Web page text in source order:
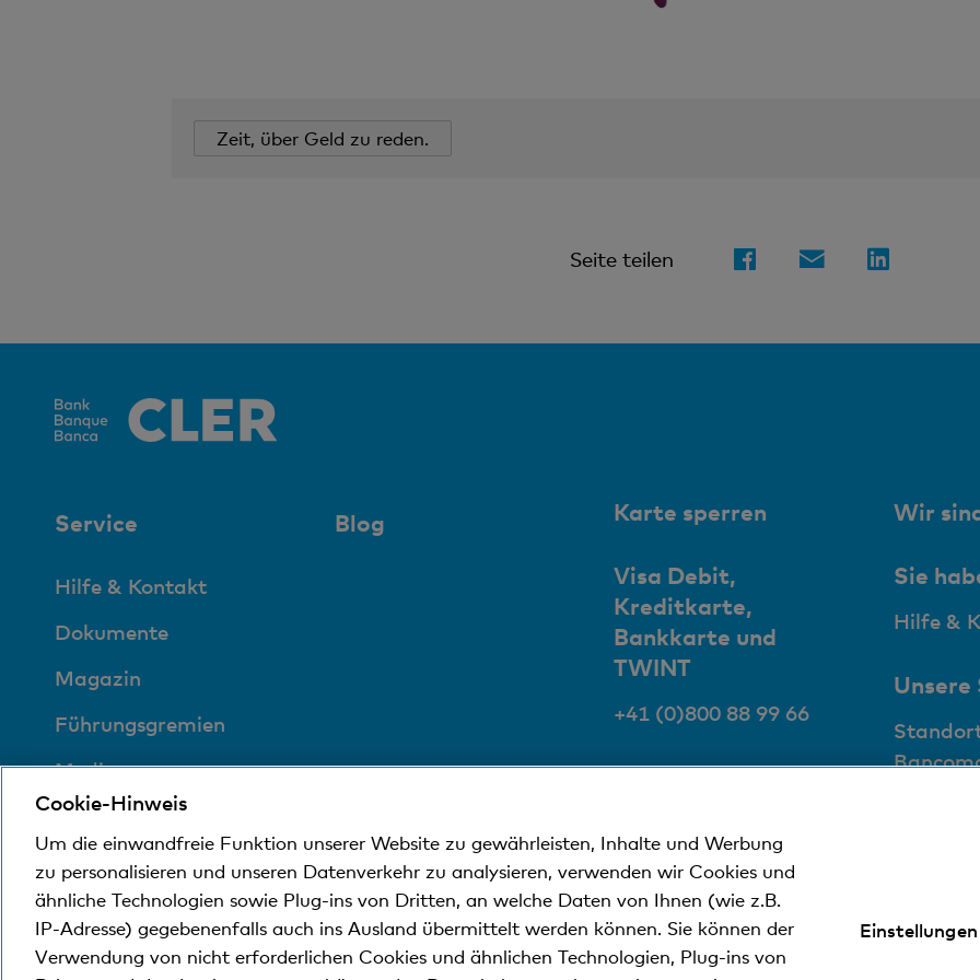
Zeit, über Geld zu reden.
Seite teilen
Service
Hilfe & Kontakt
Dokumente
Magazin
Führungsgremien
Medien
Sozial und
umweltfreundlich
Blog Karte sperren
Visa Debit,
Kreditkarte,
Bankkarte und
TWINT
+41 (0)800 88 99 66
Wir
Sie
Hilfe &
© Bank Cler AGRechtliche Bedingungen und HinweiseDatenschutzerklärungImpressum
Cookie-Hinweis
Um die einwandfreie Funktion unserer Website zu gewährleisten, Inhalte und Werbung
zu personalisieren und unseren Datenverkehr zu analysieren, verwenden wir Cookies und
ähnliche Technologien sowie Plug-ins von Dritten, an welche Daten von Ihnen (wie z.B.
IP-Adresse) gegebenenfalls auch ins Ausland übermittelt werden können. Sie können der
Verwendung von nicht erforderlichen Cookies und ähnlichen Technologien, Plug-ins von
Einstellungen